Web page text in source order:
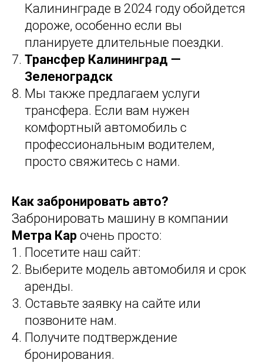
Калининграде в 2024 году обойдется
дороже, особенно если вы
планируете длительные поездки.
Трансфер Калининград —
Зеленоградск
Мы также предлагаем услуги
трансфера. Если вам нужен
комфортный автомобиль с
профессиональным водителем,
просто свяжитесь с нами.
Как забронировать авто?
Забронировать машину в компании
Метра Кар очень просто:
Посетите наш сайт:
Выберите модель автомобиля и срок
аренды.
Оставьте заявку на сайте или
позвоните нам.
Получите подтверждение
бронирования.